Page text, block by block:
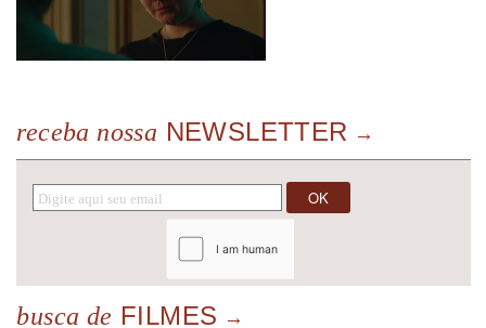
receba nossa NEWSLETTER
busca de FILMES